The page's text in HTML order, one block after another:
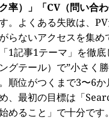
率）」「CV（問い合
。よくある失敗は、
らないアクセスを集め
1記事1テーマ」を徹
グテール）で”小さく
順位がつくまで3〜6か
、最初の目標は「
めること」で十分です。